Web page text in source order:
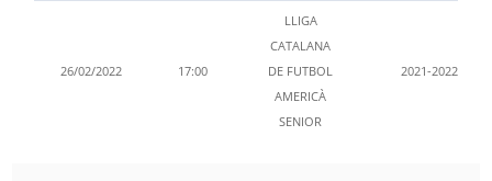
26/02/2022 17:00
LLIGA
CATALANA
DE FUTBOL
AMERICÀ
SENIOR
2021-2022